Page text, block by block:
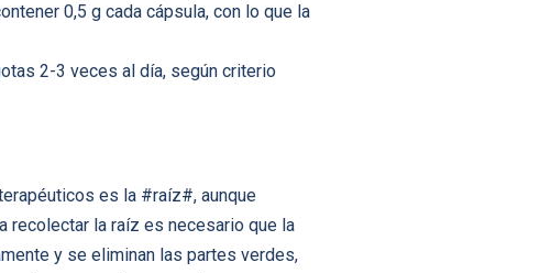
0,5 g cada cápsula, con lo que la
2-3 veces al día, según criterio
es la #raíz#, aunque
recolectar la raíz es necesario que la
y se eliminan las partes verdes,